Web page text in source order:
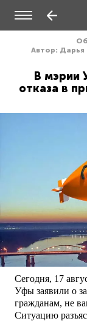
Автор: Дарья
В мэрии
отказа в
Сегодня, 17
Уфы заявили о
гражданам, не
Ситуацию